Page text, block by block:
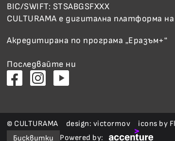
BIC/SWIFT: STSABGSFXXX
CULTURAMA е дигитална платформа
Акредитирана по програма „Еразъм+“
Последвайте ни
© CULTURAMA design: victormov icons by
Бисквитки
Powered by: